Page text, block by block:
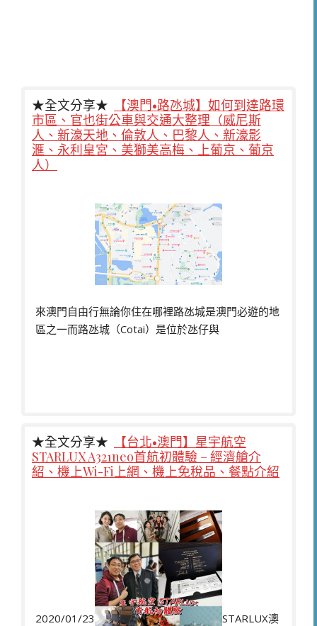
★全文分享★
【澳門•路氹城】如何到達路環
市區、官也街公車與交通大整理（威尼斯
人、新濠天地、倫敦人、巴黎人、新濠影
滙、永利皇宮、美獅美高梅、上葡京、葡京
人）
來澳門自由行無論你住在哪裡路氹城是澳門必遊的地
區之一而路氹城（Cotai）是位於氹仔與
★全文分享★
【台北•澳門】星宇航空
STARLUX A321neo首航初體驗 – 經濟艙介
紹、機上Wi-Fi上網、機上免稅品、餐點介紹
2020/01/23（世界自由日）是星宇航空STARLUX澳